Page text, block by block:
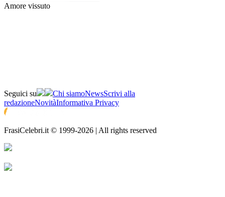
Amore vissuto
Seguici su Chi siamoNewsScrivi alla
redazioneNovitàInformativa Privacy
FrasiCelebri.it © 1999-2026 | All rights reserved